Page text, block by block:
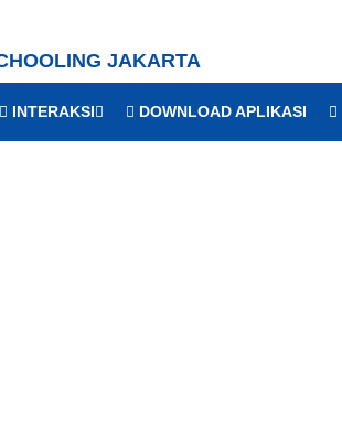
JAKARTA
INTERAKSI DOWNLOAD APLIKASI